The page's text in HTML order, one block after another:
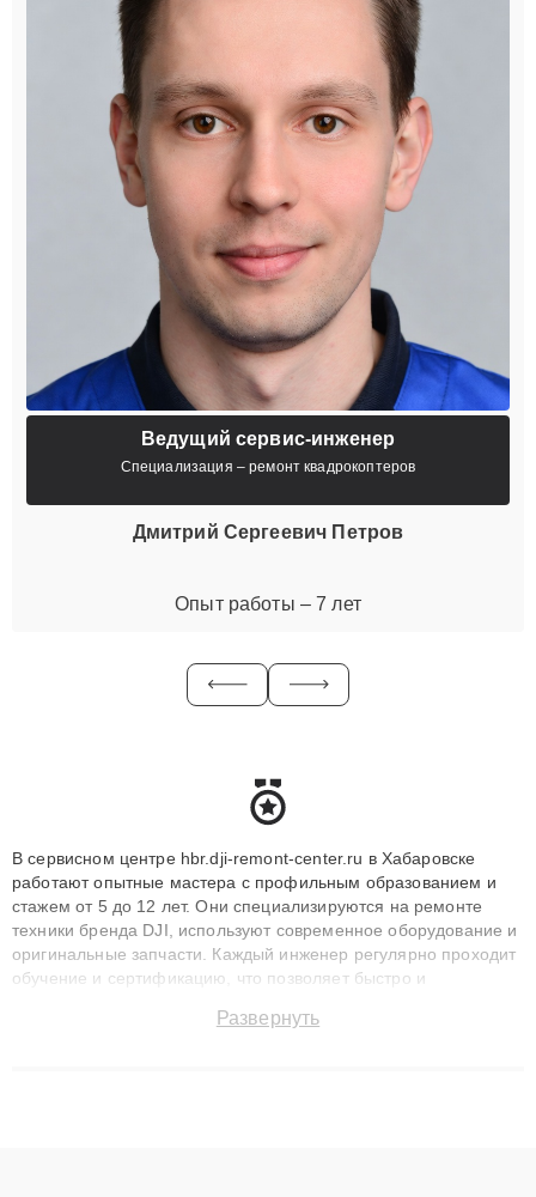
Ведущий сервис-инженер
Специализация – ремонт квадрокоптеров
Дмитрий Сергеевич Петров
Опыт работы – 7 лет
В сервисном центре hbr.dji-remont-center.ru в Хабаровске
работают опытные мастера с профильным образованием и
стажем от 5 до 12 лет. Они специализируются на ремонте
техники бренда DJI, используют современное оборудование и
оригинальные запчасти. Каждый инженер регулярно проходит
обучение и сертификацию, что позволяет быстро и
сохранением гарантии до 3 лет. Наши мастера решают
Развернуть